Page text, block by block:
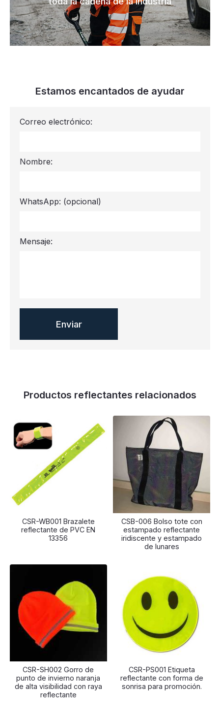
Estamos encantados de ayudar
Correo electrónico:
Nombre:
WhatsApp: (opcional)
Mensaje:
Productos reflectantes relacionados
CSR-WB001 Brazalete
reflectante de PVC EN
13356
CSB-006 Bolso tote con
estampado reflectante
iridiscente y estampado
de lunares
CSR-SH002 Gorro de
punto de invierno naranja
de alta visibilidad con raya
reflectante
CSR-PS001 Etiqueta
reflectante con forma de
sonrisa para promoción.